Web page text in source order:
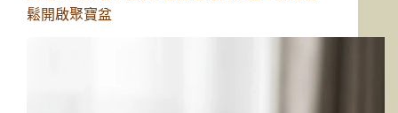
鬆開啟聚寶盆